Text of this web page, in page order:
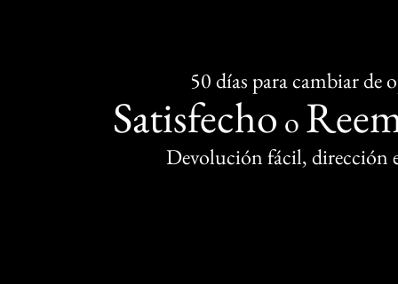
50 días para cambiar de
Satisfecho o
Devolución fácil, dirección